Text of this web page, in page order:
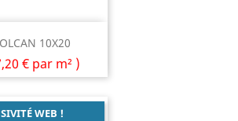
10X20
€ par m² )
WEB !